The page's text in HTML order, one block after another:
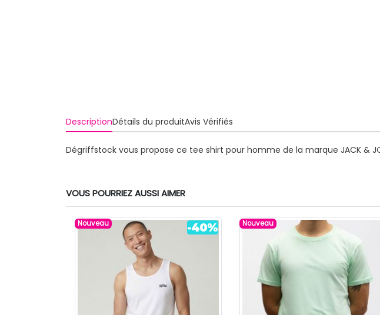
DescriptionDétails du produitAvis Vérifiés
Dégriffstock vous propose ce tee shirt pour homme de la marque JACK &
VOUS POURRIEZ AUSSI AIMER
Nouveau Nouveau